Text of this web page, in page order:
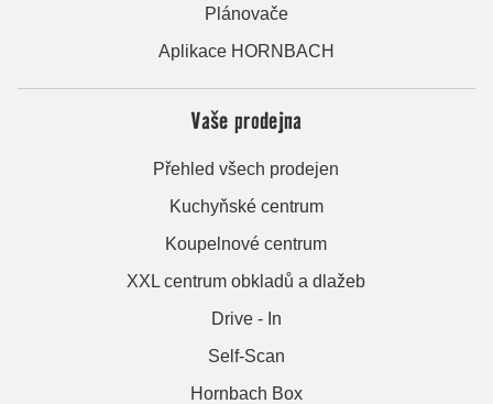
Plánovače
Aplikace HORNBACH
Vaše prodejna
Přehled všech prodejen
Kuchyňské centrum
Koupelnové centrum
XXL centrum obkladů a dlažeb
Drive - In
Self-Scan
Hornbach Box